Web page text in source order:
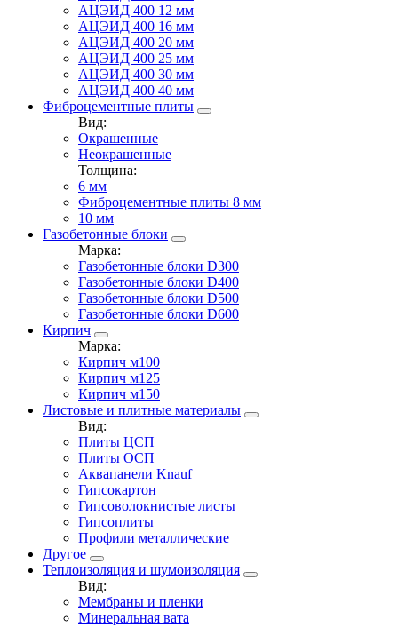
АЦЭИД 400 12 мм
АЦЭИД 400 16 мм
АЦЭИД 400 20 мм
АЦЭИД 400 25 мм
АЦЭИД 400 30 мм
АЦЭИД 400 40 мм
Фиброцементные плиты
Вид:
Окрашенные
Неокрашенные
Толщина:
6 мм
Фиброцементные плиты 8 мм
10 мм
Газобетонные блоки
Марка:
Газобетонные блоки D300
Газобетонные блоки D400
Газобетонные блоки D500
Газобетонные блоки D600
Кирпич
Марка:
Кирпич м100
Кирпич м125
Кирпич м150
Листовые и плитные материалы
Вид:
Плиты ЦСП
Плиты ОСП
Аквапанели Knauf
Гипсокартон
Гипсоволокнистые листы
Гипсоплиты
Профили металлические
Другое
Теплоизоляция и шумоизоляция
Вид:
Мембраны и пленки
Минеральная вата